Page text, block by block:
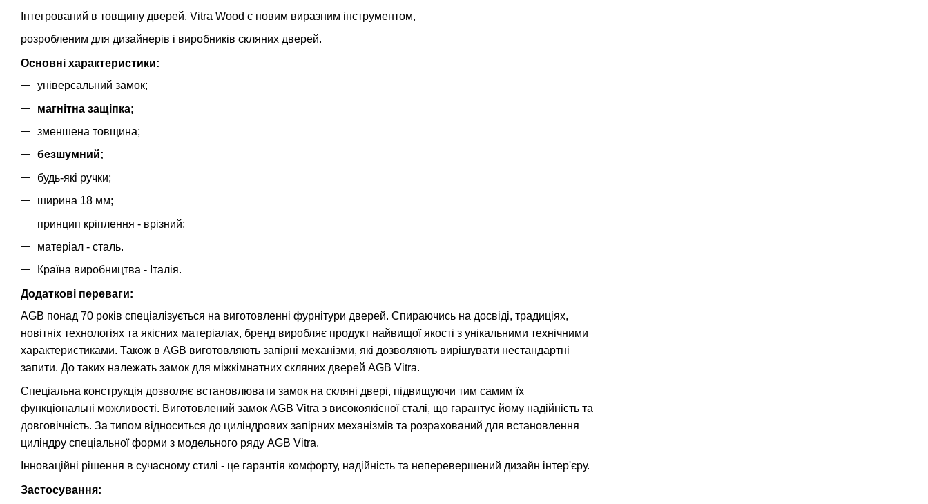
Інтегрований в товщину дверей, Vitra Wood є новим виразним інструментом,
розробленим для дизайнерів і виробників скляних дверей.
Основні характеристики:
універсальний замок;
магнітна защіпка;
зменшена товщина;
безшумний;
будь-які ручки;
ширина 18 мм;
принцип кріплення - врізний;
матеріал - сталь.
Країна виробництва - Італія.
Додаткові переваги:
AGB понад 70 років спеціалізується на виготовленні фурнітури дверей. Спираючись на досвіді, традиціях,
новітніх технологіях та якісних матеріалах, бренд виробляє продукт найвищої якості з унікальними технічними
характеристиками. Також в AGB виготовляють запірні механізми, які дозволяють вирішувати нестандартні
запити. До таких належать замок для міжкімнатних скляних дверей AGB Vitra.
Спеціальна конструкція дозволяє встановлювати замок на скляні двері, підвищуючи тим самим їх
функціональні можливості. Виготовлений замок AGB Vitra з високоякісної сталі, що гарантує йому надійність та
довговічність. За типом відноситься до циліндрових запірних механізмів та розрахований для встановлення
циліндру спеціальної форми з модельного ряду AGB Vitra.
Інноваційні рішення в сучасному стилі - це гарантія комфорту, надійність та неперевершений дизайн інтер'єру.
Застосування: